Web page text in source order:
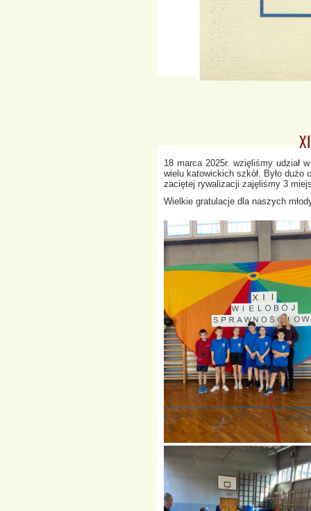
18 marca 2025r. wzięliśmy udział
wielu katowickich szkół. Było
zaciętej rywalizacji zajęliśmy 3
Wielkie gratulacje dla naszych